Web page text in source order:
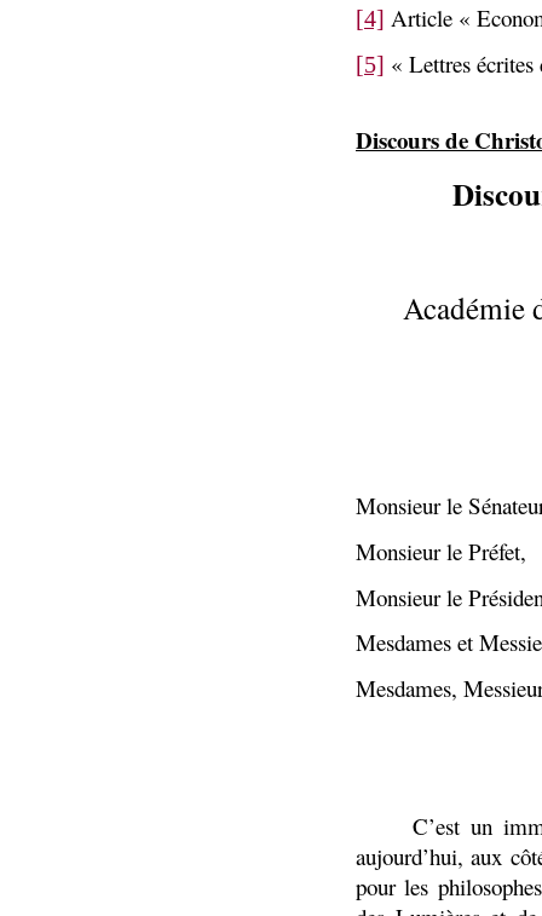
[4] Article «
[5] « Lettres
Discours de
Académie
Monsieur le
Monsieur le Préfet,
Monsieur le
Mesdames et
Mesdames,
C’est un
aujourd’hui, aux
pour les